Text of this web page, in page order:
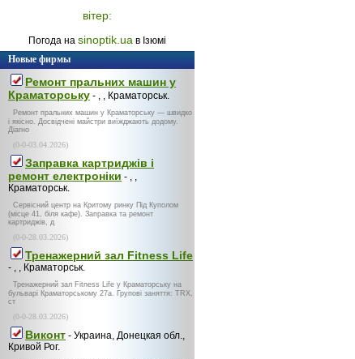
вітер:
Погода на sinoptik.ua в Ізюмі
Новые фирмы
Ремонт пральних машин у
Краматорську - , , Краматорськ.
Ремонт пральних машин у Краматорську — швидко
і якісно. Досвідчені майстри виїжджають додому.
Діагно
(0-0-03.04.2026)
Заправка картриджів і
ремонт електроніки - , ,
Краматорськ.
Сервісний центр на Критому ринку Під Куполом
(місце 41, біля кафе). Заправка та ремонт
картриджів, д
(0-0-28.03.2026)
Тренажерний зал Fitness Life
- , , Краматорськ.
Тренажерний зал Fitness Life у Краматорську на
бульварі Краматорському 27а. Групові заняття: TRX,
ст
(0-0-28.03.2026)
Виконт - Украина, Донецкая обл.,
Кривой Рог.